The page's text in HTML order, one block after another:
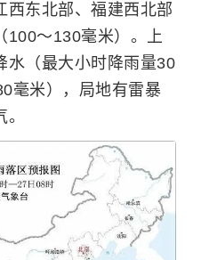
西东北部、福建西北部
100～130毫米）。上
水（最大小时降雨量30
毫米），局地有雷暴